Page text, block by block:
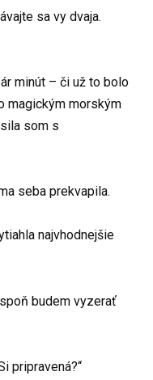
sa vy dvaja.
minút – či už to bolo
magickým morským
som s
seba prekvapila.
najvhodnejšie
budem vyzerať
pripravená?“